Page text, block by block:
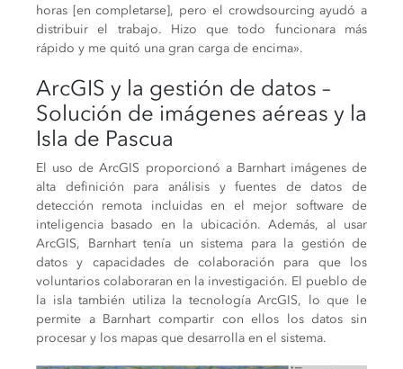
horas [en completarse], pero el crowdsourcing ayudó a
distribuir el trabajo. Hizo que todo funcionara más
rápido y me quitó una gran carga de encima».
ArcGIS y la gestión de datos –
Solución de imágenes aéreas y la
Isla de Pascua
El uso de ArcGIS proporcionó a Barnhart imágenes de
alta definición para análisis y fuentes de datos de
detección remota incluidas en el mejor software de
inteligencia basado en la ubicación. Además, al usar
ArcGIS, Barnhart tenía un sistema para la gestión de
datos y capacidades de colaboración para que los
voluntarios colaboraran en la investigación. El pueblo de
la isla también utiliza la tecnología ArcGIS, lo que le
permite a Barnhart compartir con ellos los datos sin
procesar y los mapas que desarrolla en el sistema.